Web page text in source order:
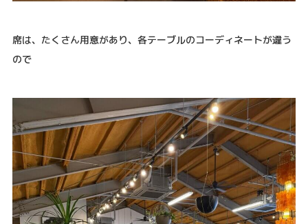
席は、たくさん用意があり、各テーブルのコーディネートが違う
ので